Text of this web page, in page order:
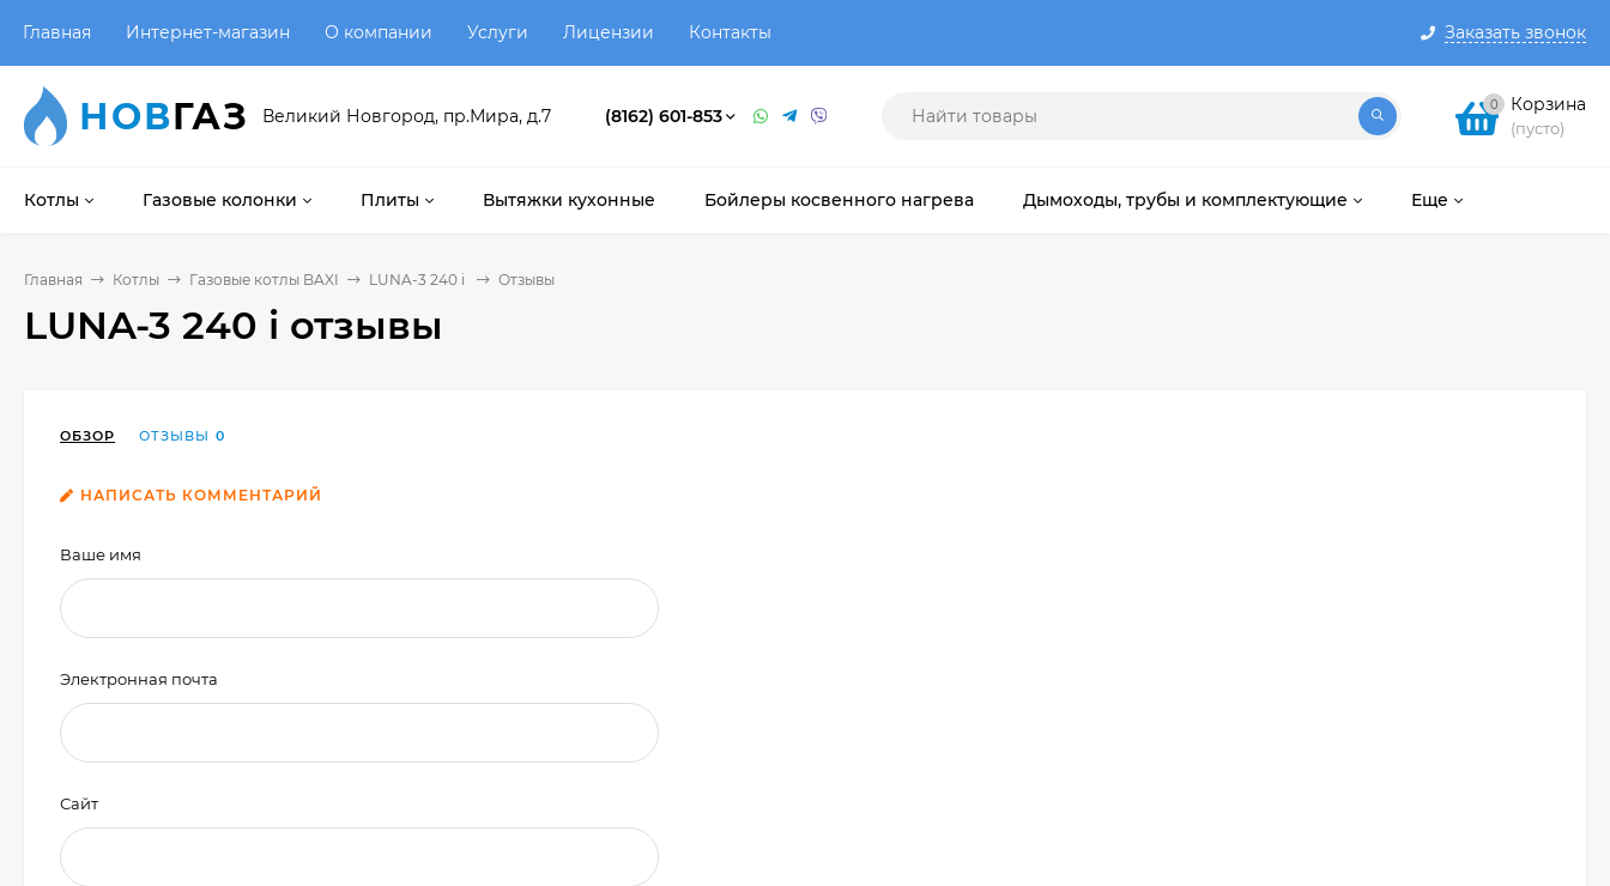
Заказать звонок
Главная Интернет-магазин О компании Услуги Лицензии Контакты
НОВГАЗ Великий Новгород, пр.Мира, д.7 (8162) 601-853 0 Корзина
(пусто)
Котлы Газовые колонки Плиты Вытяжки кухонные Бойлеры косвенного нагрева Дымоходы, трубы и комплектующие Еще
Главная Котлы Газовые котлы BAXI LUNA-3 240 i Отзывы
LUNA-3 240 i отзывы
ОБЗОР ОТЗЫВЫ 0
НАПИСАТЬ КОММЕНТАРИЙ
Ваше имя
Электронная почта
Сайт